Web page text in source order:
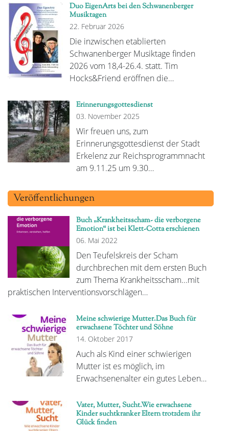
Duo EigenArts bei den Schwanenberger
Musiktagen
22. Februar 2026
Die inzwischen etablierten
Schwanenberger Musiktage finden
2026 vom 18,4-26.4. statt. Tim
Hocks&Friend eröffnen die…
Erinnerungsgottesdienst
03. November 2025
Wir freuen uns, zum
Erinnerungsgottesdienst der Stadt
Erkelenz zur Reichsprogrammnacht
am 9.11.25 um 9.30…
Veröffentlichungen
Buch „Krankheitsscham- die verborgene
Emotion“ ist bei Klett-Cotta erschienen
06. Mai 2022
Den Teufelskreis der Scham
durchbrechen mit dem ersten Buch
zum Thema Krankheitsscham...mit
praktischen Interventionsvorschlägen…
Meine schwierige Mutter.Das Buch für
erwachsene Töchter und Söhne
14. Oktober 2017
Auch als Kind einer schwierigen
Mutter ist es möglich, im
Erwachsenenalter ein gutes Leben…
Vater, Mutter, Sucht.Wie erwachsene
Kinder suchtkranker Eltern trotzdem ihr
Glück finden